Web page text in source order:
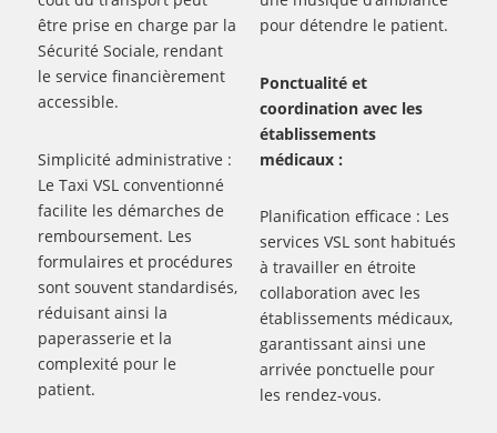
être prise en charge par la
Sécurité Sociale, rendant
le service financièrement
accessible.
Simplicité administrative :
Le Taxi VSL conventionné
facilite les démarches de
remboursement. Les
formulaires et procédures
sont souvent standardisés,
réduisant ainsi la
paperasserie et la
complexité pour le
patient.
pour détendre le patient.
Ponctualité et
coordination avec les
établissements
médicaux :
Planification efficace : Les
services VSL sont habitués
à travailler en étroite
collaboration avec les
établissements médicaux,
garantissant ainsi une
arrivée ponctuelle pour
les rendez-vous.